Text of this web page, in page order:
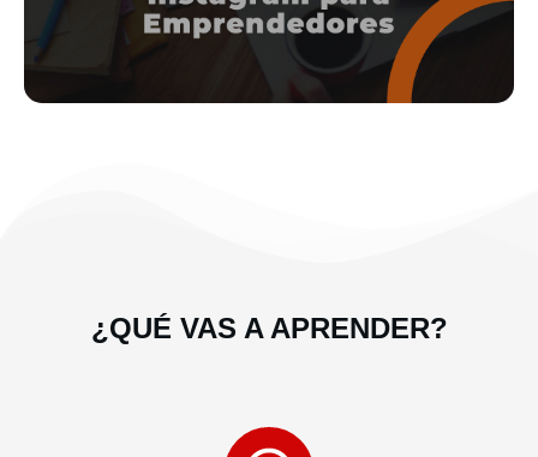
¿QUÉ VAS A APRENDER?